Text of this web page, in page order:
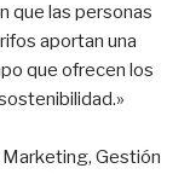
que las personas
aportan una
que ofrecen los
Gestión